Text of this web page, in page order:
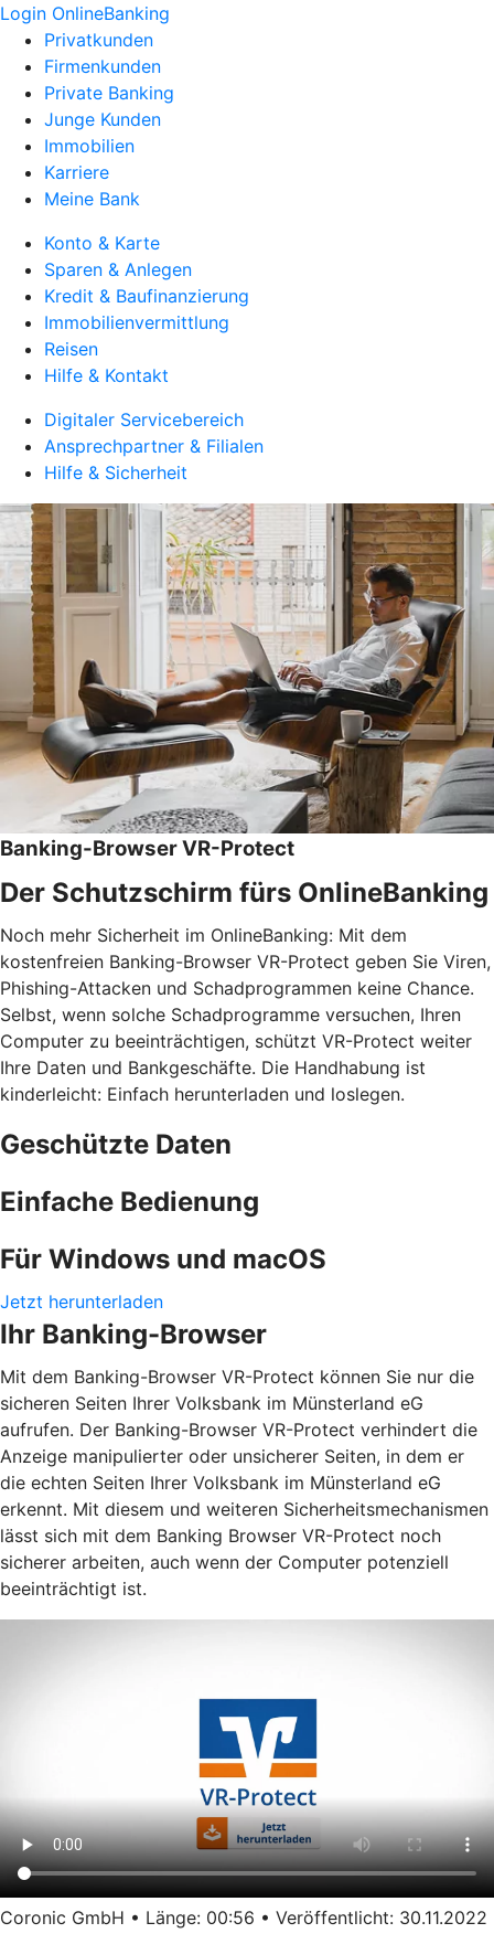
Login OnlineBanking
Privatkunden
Firmenkunden
Private Banking
Junge Kunden
Immobilien
Karriere
Meine Bank
Konto & Karte
Sparen & Anlegen
Kredit & Baufinanzierung
Immobilienvermittlung
Reisen
Hilfe & Kontakt
Digitaler Servicebereich
Ansprechpartner & Filialen
Hilfe & Sicherheit
Banking-Browser VR-Protect
Der Schutzschirm fürs OnlineBanking
Noch mehr Sicherheit im OnlineBanking: Mit dem
kostenfreien Banking-Browser VR-Protect geben Sie Viren,
Phishing-Attacken und Schadprogrammen keine Chance.
Selbst, wenn solche Schadprogramme versuchen, Ihren
Computer zu beeinträchtigen, schützt VR-Protect weiter
Ihre Daten und Bankgeschäfte. Die Handhabung ist
kinderleicht: Einfach herunterladen und loslegen.
Geschützte Daten
Einfache Bedienung
Für Windows und macOS
Jetzt herunterladen
Ihr Banking-Browser
Mit dem Banking-Browser VR-Protect können Sie nur die
sicheren Seiten Ihrer Volksbank im Münsterland eG
aufrufen. Der Banking-Browser VR-Protect verhindert die
Anzeige manipulierter oder unsicherer Seiten, in dem er
die echten Seiten Ihrer Volksbank im Münsterland eG
erkennt. Mit diesem und weiteren Sicherheitsmechanismen
lässt sich mit dem Banking Browser VR-Protect noch
sicherer arbeiten, auch wenn der Computer potenziell
beeinträchtigt ist.
Coronic GmbH • Länge: 00:56 • Veröffentlicht: 30.11.2022